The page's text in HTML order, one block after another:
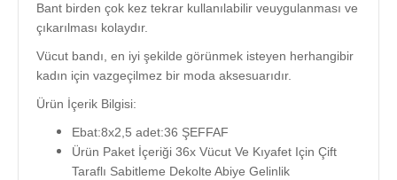
Bant birden çok kez tekrar kullanılabilir veuygulanması ve
çıkarılması kolaydır.
Vücut bandı, en iyi şekilde görünmek isteyen herhangibir
kadın için vazgeçilmez bir moda aksesuarıdır.
Ürün İçerik Bilgisi:
Ebat:8x2,5 adet:36 ŞEFFAF
Ürün Paket İçeriği 36x Vücut Ve Kıyafet Için Çift
Taraflı Sabitleme Dekolte Abiye Gelinlik